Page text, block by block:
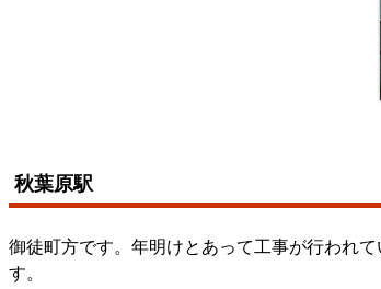
秋葉原駅
御徒町方です。年明けとあって工事が行われ
す。